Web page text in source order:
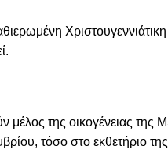
μέλος της οικογένειας
τόσο στο εκθετήριο